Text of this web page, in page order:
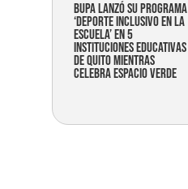
Bupa lanzó su programa
‘Deporte Inclusivo en la
Escuela’ en 5
instituciones educativas
de Quito mientras
celebra espacio verde